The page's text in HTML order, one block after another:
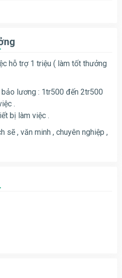
hỗ trợ 1 triệu ( làm tốt thưởng
lương : 1tr500 đến 2tr500
.
bị làm việc .
sẽ , văn minh , chuyên nghiệp ,